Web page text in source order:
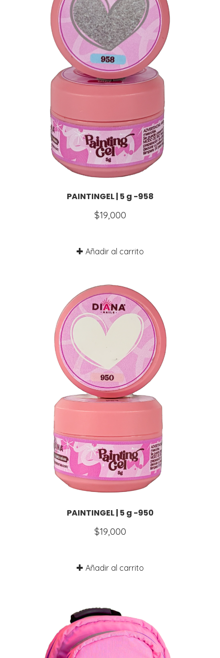
PAINTINGEL | 5 g -958
$19,000
Añadir al carrito
PAINTINGEL | 5 g -950
$19,000
Añadir al carrito